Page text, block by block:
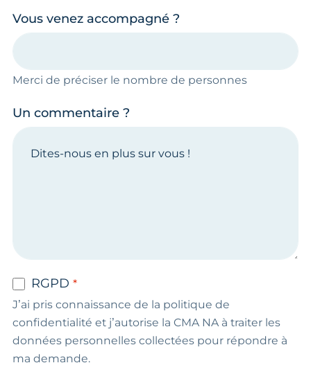
Vous venez accompagné ?
Merci de préciser le nombre de personnes
Un commentaire ?
RGPD
J’ai pris connaissance de la politique de
confidentialité et j’autorise la CMA NA à traiter les
données personnelles collectées pour répondre à
ma demande.